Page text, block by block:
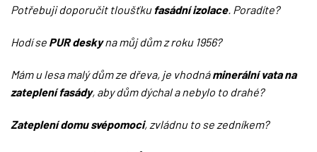
Potřebuji doporučit tloušťku fasádní izolace. Poradíte?
Hodí se PUR deskyna můj dům z roku 1956?
Mám u lesa malý dům ze dřeva, je vhodnáminerální vata na
zateplení fasády, aby dům dýchal a nebylo to drahé?
Zateplení domu svépomoci, zvládnu to se zedníkem?